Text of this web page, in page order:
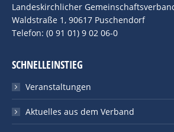
Landeskirchlicher
Waldstraße 1, 90617 Puschendorf
Telefon: (0 91 01) 9 02 06-0
SCHNELLEINSTIEG
Veranstaltungen
Aktuelles aus dem Verband